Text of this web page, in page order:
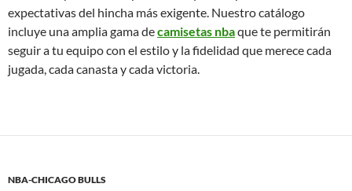
expectativas del hincha más exigente. Nuestro catálogo
incluye una amplia gama decamisetas nbaque te permitirán
seguir a tu equipo con el estilo y la fidelidad que merece cada
jugada, cada canasta y cada victoria.
NBA-CHICAGO BULLS